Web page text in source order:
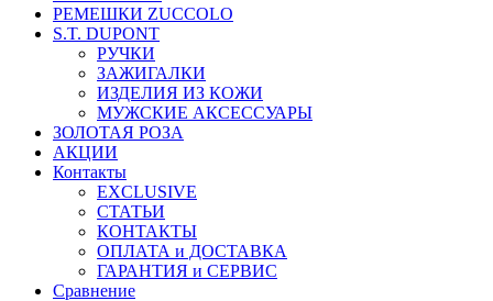
РЕМЕШКИ ZUCCOLO
S.T. DUPONT
РУЧКИ
ЗАЖИГАЛКИ
ИЗДЕЛИЯ ИЗ КОЖИ
МУЖСКИЕ АКСЕССУАРЫ
ЗОЛОТАЯ РОЗА
АКЦИИ
Контакты
EXCLUSIVE
СТАТЬИ
КОНТАКТЫ
ОПЛАТА и ДОСТАВКА
ГАРАНТИЯ и СЕРВИС
Сравнение